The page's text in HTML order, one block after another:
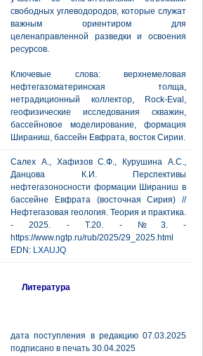
свободных углеводородов, которые служат
важным ориентиром для
целенаправленной разведки и освоения
ресурсов.
Ключевые слова: верхнемеловая
нефтегазоматеринская толща,
нетрадиционный коллектор, Rock-Eval,
геофизические исследования скважин,
бассейновое моделирование, формация
Шираниш, бассейн Евфрата, восток Сирии.
Салех А., Хафизов С.Ф., Курушина А.С.,
Данцова К.И. Перспективы
нефтегазоносности формации Шираниш в
бассейне Евфрата (восточная Сирия) //
Нефтегазовая геология. Теория и практика.
- 2025. - Т.20. - №3. -
https://www.ngtp.ru/rub/2025/29_2025.html
EDN: LXAUJQ
Литература
дата поступления в редакцию 07.03.2025
подписано в печать 30.04.2025